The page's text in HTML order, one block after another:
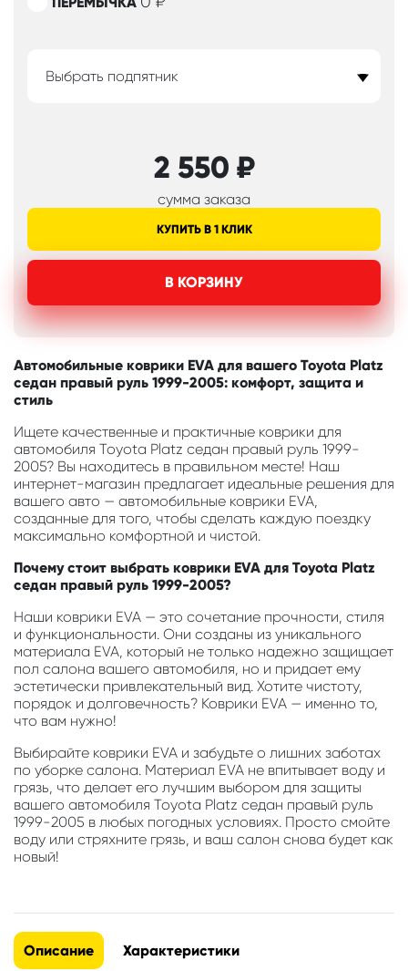
Выбрать подпятник
2 550 ₽
сумма заказа
КУПИТЬ В 1 КЛИК
В КОРЗИНУ
Автомобильные коврики EVA для вашего Toyota Platz
седан правый руль 1999-2005: комфорт, защита и
стиль
Ищете качественные и практичные коврики для
автомобиля Toyota Platz седан правый руль 1999-
2005? Вы находитесь в правильном месте! Наш
интернет-магазин предлагает идеальные решения для
вашего авто — автомобильные коврики EVA,
созданные для того, чтобы сделать каждую поездку
максимально комфортной и чистой.
Почему стоит выбрать коврики EVA для Toyota Platz
седан правый руль 1999-2005?
Наши коврики EVA — это сочетание прочности, стиля
и функциональности. Они созданы из уникального
материала EVA, который не только надежно защищает
пол салона вашего автомобиля, но и придает ему
эстетически привлекательный вид. Хотите чистоту,
порядок и долговечность? Коврики EVA — именно то,
что вам нужно!
Выбирайте коврики EVA и забудьте о лишних заботах
по уборке салона. Материал EVA не впитывает воду и
грязь, что делает его лучшим выбором для защиты
вашего автомобиля Toyota Platz седан правый руль
1999-2005 в любых погодных условиях. Просто смойте
воду или стряхните грязь, и ваш салон снова будет как
новый!
Описание Характеристики